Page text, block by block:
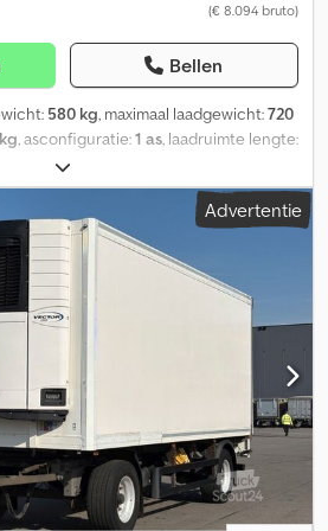
(€ 8.094 bruto)
Bellen
580 kg, maximaal laadgewicht:720
, asconfiguratie:1 as, laadruimte lengte:
1.440 mm
4.100 mm, totale breedte:2.050 mm,
, ophanging:overig , bandenmaten:R14,
geremd, WM Meyer AZKF 1325/145
gegevens: * Toelaatbaar
gewicht 580 kg * Nutlast 720 kg *
B x H) 244 x 144 x 180 cm * Totale
205 x 244 cm * Bandenmaat R14 /
ca. 0,49 Uitvoering: * éénassig
oplooprem met achteruitrijautomaat *
rubbergeveerde as(sen) * Steunwiel,
* Spatborden, staal, verzinkt *
12 V conform StVZO * Zeefdruk-
ca. 60 mm, stootbescherming
(hoogte: 250 mm) * Opbouw,
Advertentie